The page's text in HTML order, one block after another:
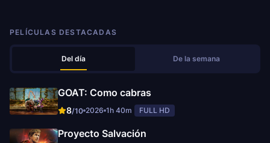
PELÍCULAS DESTACADAS
Del día De la semana
GOAT: Como cabras
8/10 2026 1h 40m FULL HD
Proyecto Salvación